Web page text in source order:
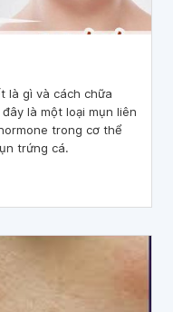
là gì và cách chữa
là một loại mụn liên
trong cơ thể
trứng cá.